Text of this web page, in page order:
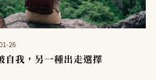
26
自我，另一種出走選擇